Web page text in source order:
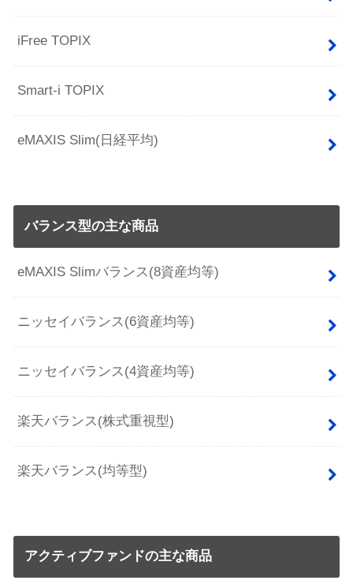
iFree TOPIX
Smart-i TOPIX
eMAXIS Slim(日経平均)
バランス型の主な商品
eMAXIS Slimバランス(8資産均等)
ニッセイバランス(6資産均等)
ニッセイバランス(4資産均等)
楽天バランス(株式重視型)
楽天バランス(均等型)
アクティブファンドの主な商品